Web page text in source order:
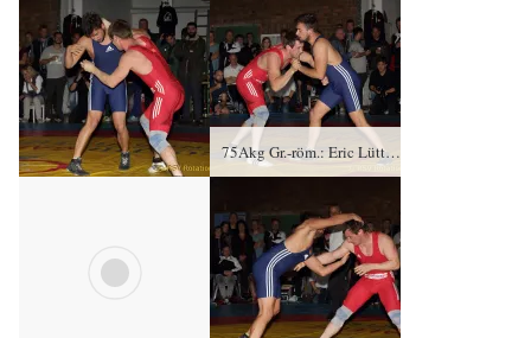
75Akg Gr.-röm.: Eric Lüttich, KSC Motor Jena gegen Toni Stade (blaues Trikot), RSV Rotation Greiz – 0:2/PS/2:8/06:00